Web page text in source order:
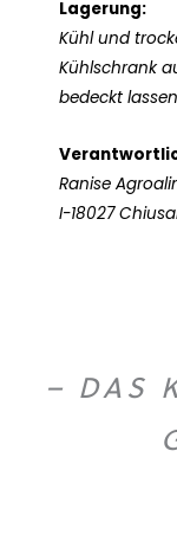
Lagerung:
Kühl und
Kühlschrank
bedeckt
Ranise
I-18027
– DAS